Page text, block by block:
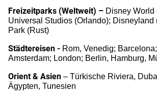
Freizeitparks (Weltweit) – Disney World
Universal Studios (Orlando); Disneyland
Park (Rust)
Städtereisen - Rom, Venedig; Barcelona;
Amsterdam; London; Berlin, Hamburg,
Orient & Asien – Türkische Riviera,
Ägypten, Tunesien